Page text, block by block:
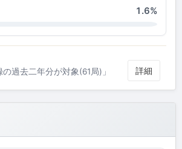
1.6%
の過去二年分が対象(61局)」 詳細